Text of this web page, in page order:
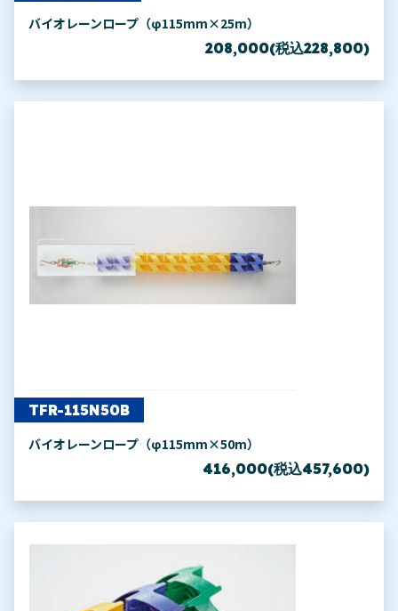
バイオレーンロープ（φ115mm×25m）
208,000(税込228,800)
TFR-115N50B
バイオレーンロープ（φ115mm×50m）
416,000(税込457,600)